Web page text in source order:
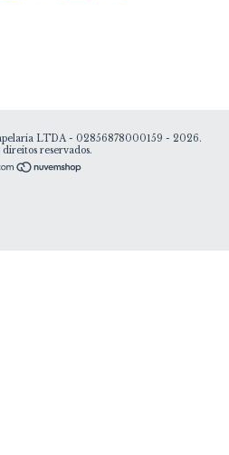
LTDA - 02856878000159 - 2026.
direitos reservados.